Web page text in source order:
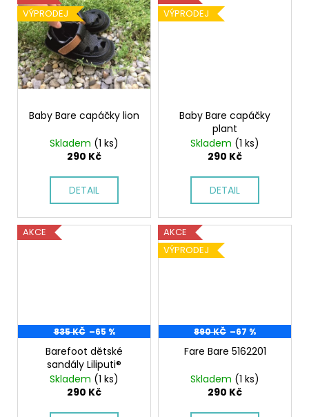
VÝPRODEJ
Baby Bare capáčky lion
Skladem (1 ks)
290 Kč
DETAIL
VÝPRODEJ
Baby Bare capáčky
plant
Skladem (1 ks)
290 Kč
DETAIL
AKCE
835 KČ –65 %
Barefoot dětské
sandály Liliputi®
Skladem (1 ks)
290 Kč
AKCE
VÝPRODEJ
890 KČ –67 %
Fare Bare 5162201
Skladem (1 ks)
290 Kč